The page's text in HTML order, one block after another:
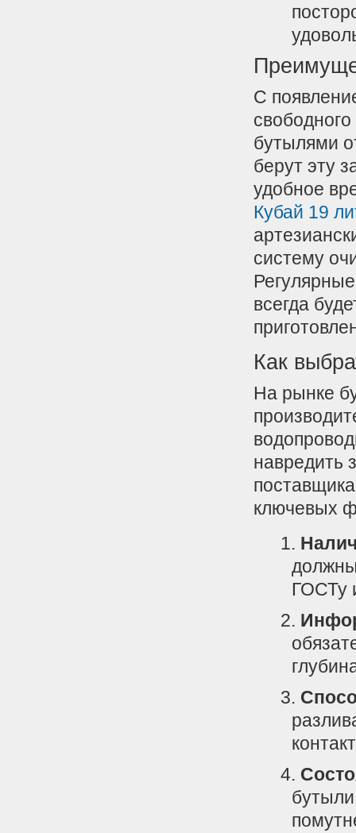
С
бутылями
берут эту
удобное
Кубай 19
систему
всегда
Как
На рынке
навредить
ключевых
должны
ГОСТу